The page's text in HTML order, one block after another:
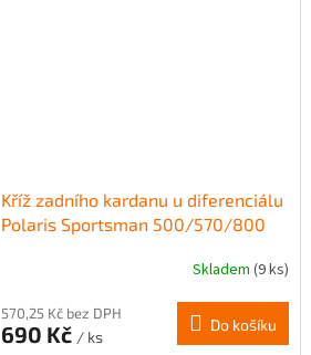
Kříž zadního kardanu u diferenciálu
Polaris Sportsman 500/570/800
Skladem (9 ks)
570,25 Kč bez DPH
690 Kč / ks
Do košíku